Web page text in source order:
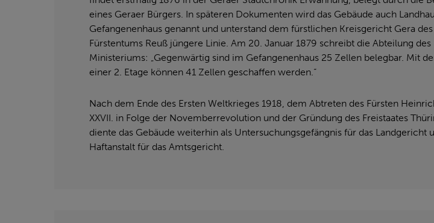
eines Geraer Bürgers. In späteren Dokumenten wird das Gebäude auch
Gefangenenhaus genannt und unterstand dem fürstlichen Kreisgericht Gera des
Fürstentums Reuß jüngere Linie. Am 20. Januar 1879 schreibt die Abteilung
Ministeriums: „Gegenwärtig sind im Gefangenenhaus 25 Zellen belegbar. Mit
einer 2. Etage können 41 Zellen geschaffen werden.“
Nach dem Ende des Ersten Weltkrieges 1918, dem Abtreten des Fürsten
XXVII. in Folge der Novemberrevolution und der Gründung des Freistaates
diente das Gebäude weiterhin als Untersuchungsgefängnis für das Landgericht
Haftanstalt für das Amtsgericht.